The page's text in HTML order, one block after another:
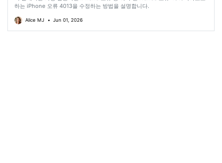
하는 iPhone 오류 4013을 수정하는 방법을 설명합니다.
Alice MJ • Jun 01, 2026